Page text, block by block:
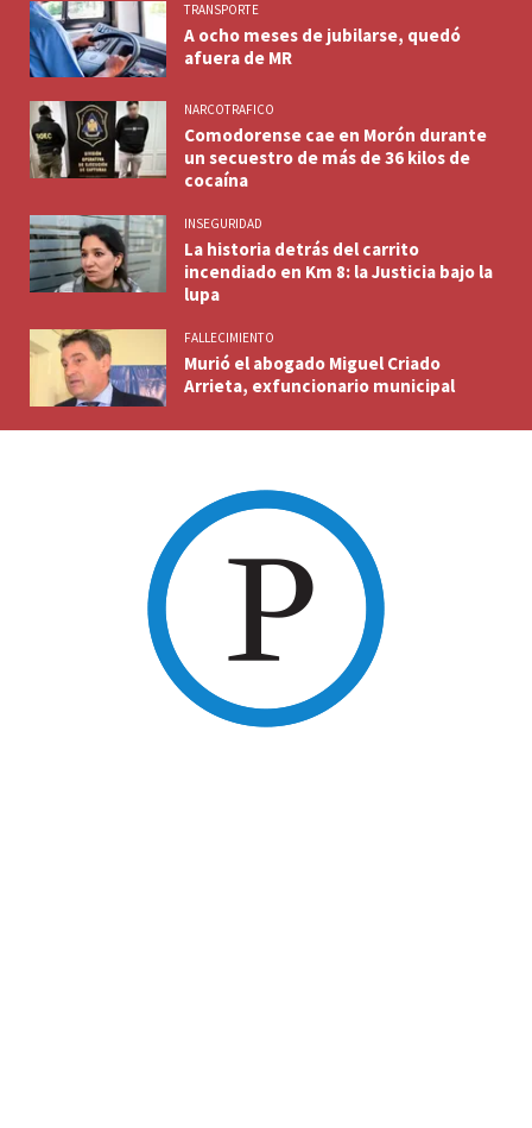
TRANSPORTE
A ocho meses de jubilarse, quedó
afuera de MR
NARCOTRAFICO
Comodorense cae en Morón durante
un secuestro de más de 36 kilos de
cocaína
INSEGURIDAD
La historia detrás del carrito
incendiado en Km 8: la Justicia bajo la
lupa
FALLECIMIENTO
Murió el abogado Miguel Criado
Arrieta, exfuncionario municipal